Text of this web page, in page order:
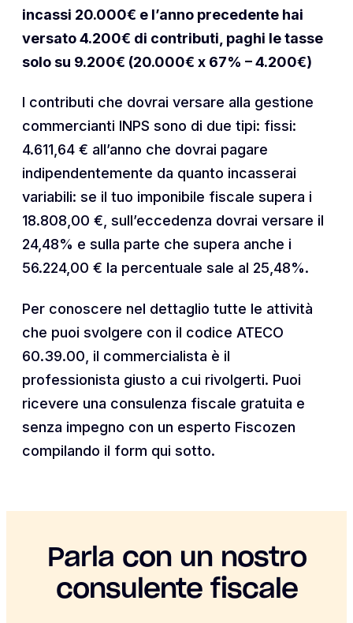
incassi 20.000€ e l’anno precedente hai
versato 4.200€ di contributi, paghi le tasse
solo su 9.200€ (20.000€ x 67% – 4.200€)
I contributi che dovrai versare alla gestione
commercianti INPS sono di due tipi: fissi:
4.611,64 € all’anno che dovrai pagare
indipendentemente da quanto incasserai
variabili: se il tuo imponibile fiscale supera i
18.808,00 €, sull’eccedenza dovrai versare il
24,48% e sulla parte che supera anche i
56.224,00 € la percentuale sale al 25,48%.
Per conoscere nel dettaglio tutte le attività
che puoi svolgere con il codice ATECO
60.39.00, il commercialista è il
professionista giusto a cui rivolgerti. Puoi
ricevere una consulenza fiscale gratuita e
senza impegno con un esperto Fiscozen
compilando il form qui sotto.
Parla con un nostro
consulente fiscale